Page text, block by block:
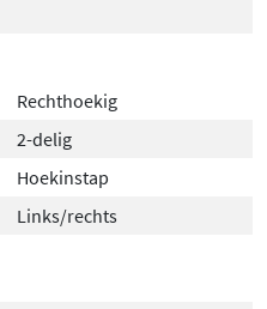
Rechthoekig
2-delig
Hoekinstap
Links/rechts